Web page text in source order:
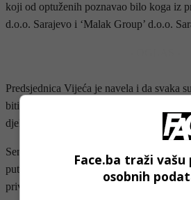
koji od optuženih poznavao bilo koga iz
d.o.o. Sarajevo i ‘Malak Group’ d.o.o.
Predsjednica Vijeća je navela i da svaka
biti u korist optuženih. U ovom slučaju,
djelovali optuženi nije potvrđena.
Senaidu Memiću ukinuta je mjera zabrane
putovanja izvan Bosne i Hercegovine,
privremenog oduzimanja pasoša i lične
Face.ba traži
osobnih